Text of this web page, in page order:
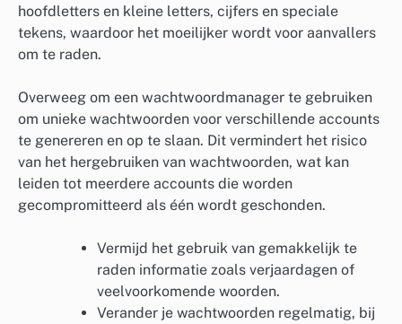
hoofdletters en kleine letters, cijfers en speciale
tekens, waardoor het moeilijker wordt voor aanvallers
om te raden.
Overweeg om een wachtwoordmanager te gebruiken
om unieke wachtwoorden voor verschillende accounts
te genereren en op te slaan. Dit vermindert het risico
van het hergebruiken van wachtwoorden, wat kan
leiden tot meerdere accounts die worden
gecompromitteerd als één wordt geschonden.
Vermijd het gebruik van gemakkelijk te
raden informatie zoals verjaardagen of
veelvoorkomende woorden.
Verander je wachtwoorden regelmatig, bij